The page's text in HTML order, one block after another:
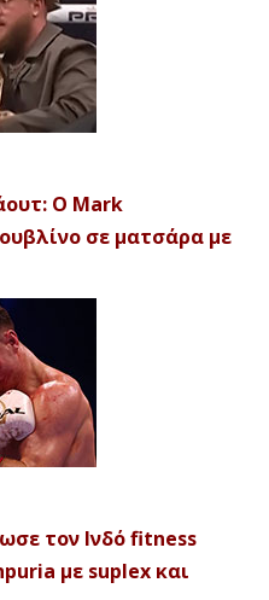
Ο Mark
σε ματσάρα με
τον Ινδό fitness
με suplex και